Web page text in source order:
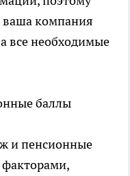
ваша компания
все необходимые
баллы
и пенсионные